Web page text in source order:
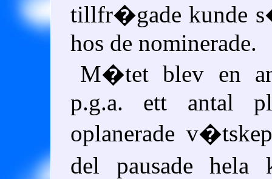
tillfr�gade kunde
hos de nominerade.
M�tet blev en
p.g.a. ett antal
oplanerade
del pausade